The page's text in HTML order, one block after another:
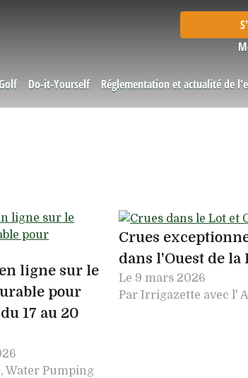
Do-it-Yourself Réglementation et actualité de
ligne sur le
pour
17 au 20
Water Pumping
Crues
dans l'Ouest de la
Le 9 mars 2026
Par Irrigazette avec l'